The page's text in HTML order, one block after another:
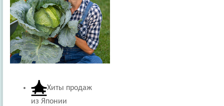
Хиты продаж
из Японии